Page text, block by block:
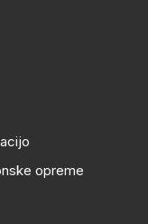
opreme